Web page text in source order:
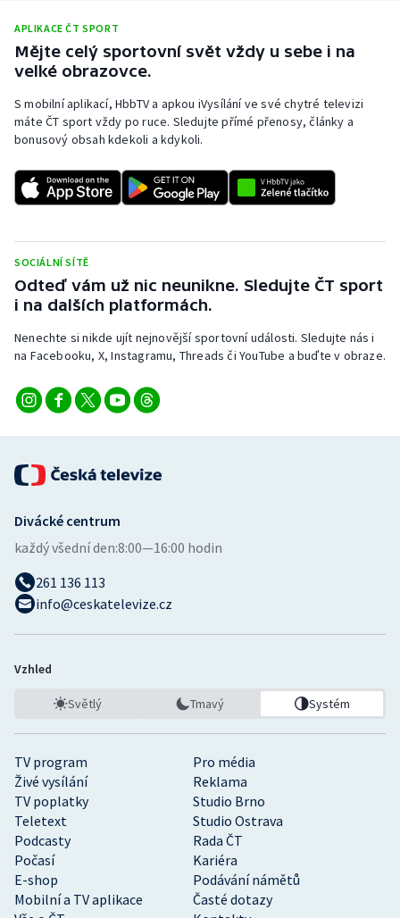
APLIKACE ČT SPORT
Mějte celý sportovní svět vždy u sebe i na
velké obrazovce.
S mobilní aplikací, HbbTV a apkou iVysílání ve své chytré televizi
máte ČT sport vždy po ruce. Sledujte přímé přenosy, články a
bonusový obsah kdekoli a kdykoli.
SOCIÁLNÍ SÍTĚ
Odteď vám už nic neunikne. Sledujte ČT sport
i na dalších platformách.
Nenechte si nikde ujít nejnovější sportovní události. Sledujte nás i
na Facebooku, X, Instagramu, Threads či YouTube a buďte v obraze.
TV program
Pro média
Živé vysílání
Reklama
TV poplatky
Studio Brno
Teletext
Studio Ostrava
Podcasty
Rada ČT
Počasí
Kariéra
E-shop
Podávání námětů
Mobilní a TV aplikace
Časté dotazy
Divácké centrum
každý všední den:8:00—16:00 hodin
261 136 113
info@ceskatelevize.cz
Vzhled
Světlý Tmavý Systém